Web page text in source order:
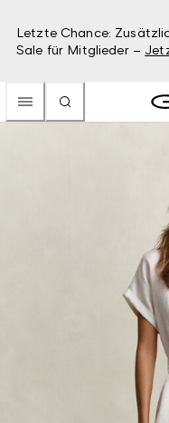
Letzte Chance:
Sale für Mitglieder –